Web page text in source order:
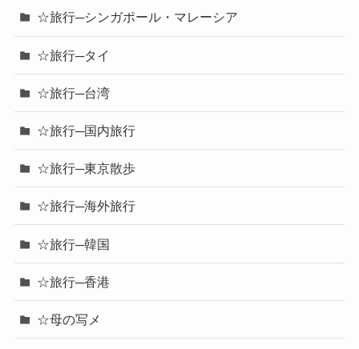
☆旅行─シンガポール・マレーシア
☆旅行─タイ
☆旅行─台湾
☆旅行─国内旅行
☆旅行─東京散歩
☆旅行─海外旅行
☆旅行─韓国
☆旅行─香港
☆母の写メ